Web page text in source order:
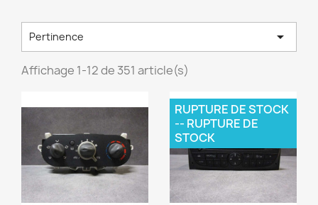
Pertinence 
Affichage 1-12 de 351 article(s)
RUPTURE DE STOCK
-- RUPTURE DE
STOCK